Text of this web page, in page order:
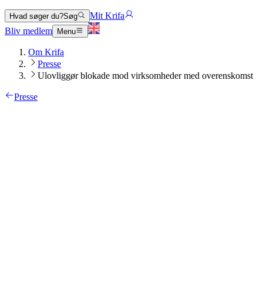
Hvad søger du?Søg
Mit Krifa
Bliv medlem
Menu
Om Krifa
Presse
Ulovliggør blokade mod virksomheder med overenskomst
Presse